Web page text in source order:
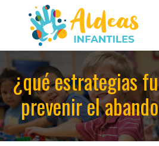
¿qué estrategias
prevenir el